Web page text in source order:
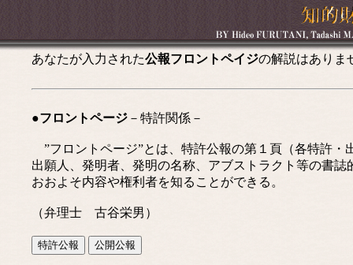
あなたが入力された公報フロントペイジの解説はありま
●フロントページ －特許関係－
”フロントページ”とは、特許公報の第１頁（各特許・
出願人、発明者、発明の名称、アブストラクト等の書
おおよそ内容や権利者を知ることができる。
（弁理士 古谷栄男）